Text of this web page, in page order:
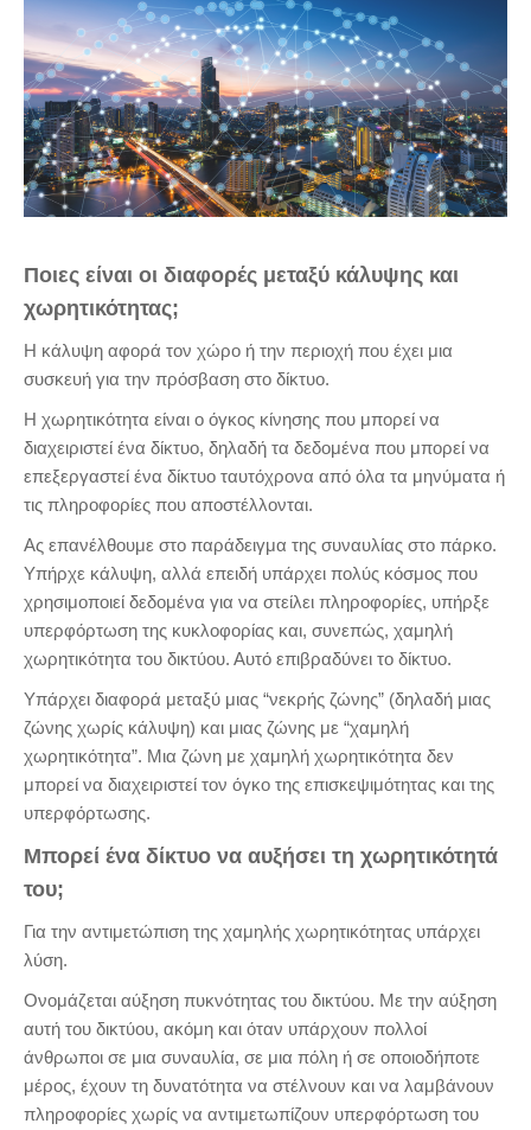
Ποιες είναι οι διαφορές μεταξύ κάλυψης και
χωρητικότητας;
Η κάλυψη αφορά τον χώρο ή την περιοχή που έχει μια
συσκευή για την πρόσβαση στο δίκτυο.
Η χωρητικότητα είναι ο όγκος κίνησης που μπορεί να
διαχειριστεί ένα δίκτυο, δηλαδή τα δεδομένα που μπορεί να
επεξεργαστεί ένα δίκτυο ταυτόχρονα από όλα τα μηνύματα ή
τις πληροφορίες που αποστέλλονται.
Ας επανέλθουμε στο παράδειγμα της συναυλίας στο πάρκο.
Υπήρχε κάλυψη, αλλά επειδή υπάρχει πολύς κόσμος που
χρησιμοποιεί δεδομένα για να στείλει πληροφορίες, υπήρξε
υπερφόρτωση της κυκλοφορίας και, συνεπώς, χαμηλή
χωρητικότητα του δικτύου. Αυτό επιβραδύνει το δίκτυο.
Υπάρχει διαφορά μεταξύ μιας “νεκρής ζώνης” (δηλαδή μιας
ζώνης χωρίς κάλυψη) και μιας ζώνης με “χαμηλή
χωρητικότητα”. Μια ζώνη με χαμηλή χωρητικότητα δεν
μπορεί να διαχειριστεί τον όγκο της επισκεψιμότητας και της
υπερφόρτωσης.
Μπορεί ένα δίκτυο να αυξήσει τη χωρητικότητά
του;
Για την αντιμετώπιση της χαμηλής χωρητικότητας υπάρχει
λύση.
Ονομάζεται αύξηση πυκνότητας του δικτύου. Με την αύξηση
αυτή του δικτύου, ακόμη και όταν υπάρχουν πολλοί
άνθρωποι σε μια συναυλία, σε μια πόλη ή σε οποιοδήποτε
μέρος, έχουν τη δυνατότητα να στέλνουν και να λαμβάνουν
πληροφορίες χωρίς να αντιμετωπίζουν υπερφόρτωση του